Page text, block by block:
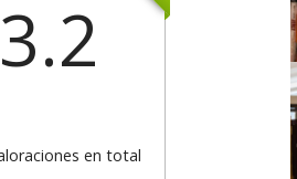
3.2
en total